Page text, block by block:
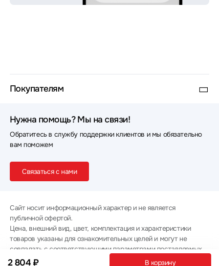
2 804 ₽ В корзину
Покупателям
Нужна помощь? Мы на связи!
Обратитесь в службу поддержки клиентов и мы обязательно
вам поможем
Связаться с нами
Сайт носит информационный характер и не является
публичной офертой.
Цена, внешний вид, цвет, комплектация и характеристики
товаров указаны для ознакомительных целей и могут не
совпадать с соответствующими параметрами поставляемых
товаров - уточняйте информацию у менеджера при